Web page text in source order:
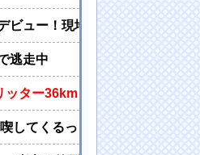
ビュー！現地サポを早くも虜に
逃走中
ター36km（SUV）
してくるっ！」